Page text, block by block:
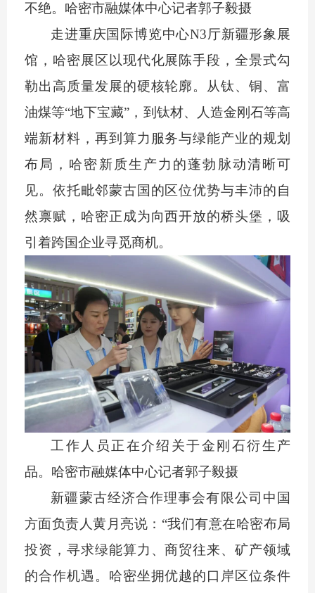
不绝。哈密市融媒体中心记者郭子毅摄
走进重庆国际博览中心N3厅新疆形象展
馆，哈密展区以现代化展陈手段，全景式勾
勒出高质量发展的硬核轮廓。从钛、铜、富
油煤等“地下宝藏”，到钛材、人造金刚石等高
端新材料，再到算力服务与绿能产业的规划
布局，哈密新质生产力的蓬勃脉动清晰可
见。依托毗邻蒙古国的区位优势与丰沛的自
然禀赋，哈密正成为向西开放的桥头堡，吸
引着跨国企业寻觅商机。
工作人员正在介绍关于金刚石衍生产
品。哈密市融媒体中心记者郭子毅摄
新疆蒙古经济合作理事会有限公司中国
方面负责人黄月亮说： “我们有意在哈密布局
投资，寻求绿能算力、商贸往来、矿产领域
的合作机遇。哈密坐拥优越的口岸区位条件